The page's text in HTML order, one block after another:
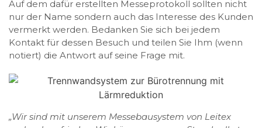
Auf dem dafür erstellten Messeprotokoll sollten nicht
nur der Name sondern auch das Interesse des Kunden
vermerkt werden. Bedanken Sie sich bei jedem
Kontakt für dessen Besuch und teilen Sie Ihm (wenn
notiert) die Antwort auf seine Frage mit.
„Wir sind mit unserem Messebausystem von Leitex